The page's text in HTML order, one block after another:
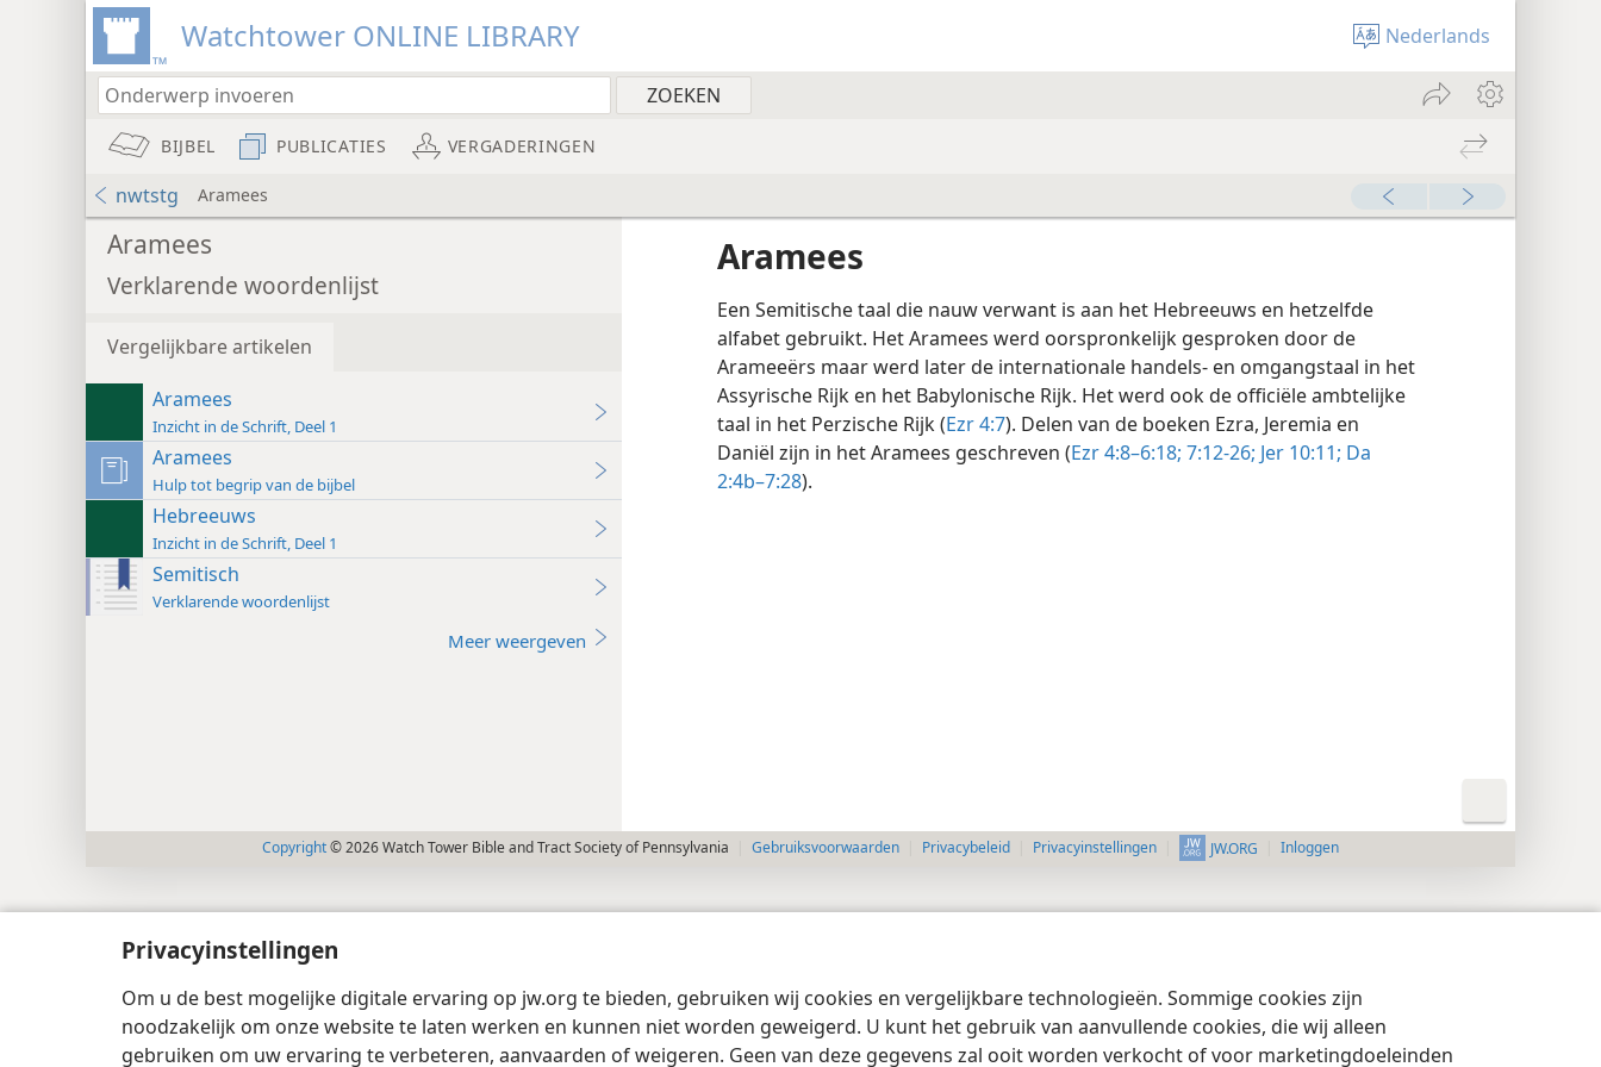
Privacyinstellingen
Om u de best mogelijke digitale ervaring op jw.org te bieden, gebruiken wij cookies en vergelijkbare technologieën. Sommige cookies zijn
noodzakelijk om onze website te laten werken en kunnen niet worden geweigerd. U kunt het gebruik van aanvullende cookies, die wij alleen
gebruiken om uw ervaring te verbeteren, aanvaarden of weigeren. Geen van deze gegevens zal ooit worden verkocht of voor marketingdoeleinden
Watchtower ONLINE LIBRARY Nederlands
BIJBEL PUBLICATIES VERGADERINGEN
nwtstg Aramees
Aramees
Verklarende woordenlijst
Vergelijkbare artikelen
Aramees
Inzicht in de Schrift, Deel 1
Aramees
Hulp tot begrip van de bijbel
Hebreeuws
Inzicht in de Schrift, Deel 1
Semitisch
Verklarende woordenlijst
Meer weergeven
Aramees
Een Semitische taal die nauw verwant is aan het Hebreeuws en hetzelfde
alfabet gebruikt. Het Aramees werd oorspronkelijk gesproken door de
Arameeërs maar werd later de internationale handels- en omgangstaal in het
Assyrische Rijk en het Babylonische Rijk. Het werd ook de officiële ambtelijke
taal in het Perzische Rijk (Ezr 4:7). Delen van de boeken Ezra, Jeremia en
Daniël zijn in het Aramees geschreven (Ezr 4:8–6:18; 7:12-26; Jer 10:11; Da
2:4b–7:28).
Copyright© 2026 Watch Tower Bible and Tract Society of Pennsylvania Gebruiksvoorwaarden Privacybeleid Privacyinstellingen JW.ORG Inloggen